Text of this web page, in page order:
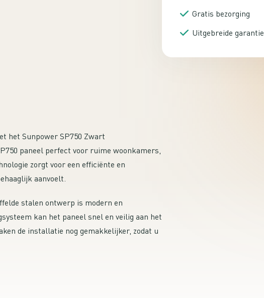
Gratis bezorging
Uitgebreide garantie
het Sunpower SP750 Zwart
paneel perfect voor ruime woonkamers,
zorgt voor een efficiënte en
aanvoelt.
stalen ontwerp is modern en
kan het paneel snel en veilig aan het
de installatie nog gemakkelijker, zodat u